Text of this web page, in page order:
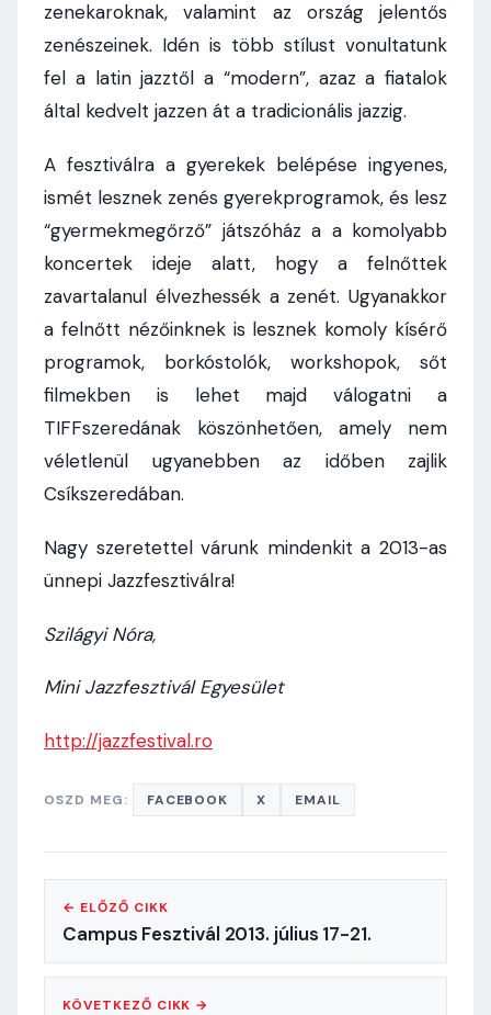
zenekaroknak, valamint az ország jelentős
zenészeinek. Idén is több stílust vonultatunk
fel a latin jazztől a “modern”, azaz a fiatalok
által kedvelt jazzen át a tradicionális jazzig.
A fesztiválra a gyerekek belépése ingyenes,
ismét lesznek zenés gyerekprogramok, és lesz
“gyermekmegőrző” játszóház a a komolyabb
koncertek ideje alatt, hogy a felnőttek
zavartalanul élvezhessék a zenét. Ugyanakkor
a felnőtt nézőinknek is lesznek komoly kísérő
programok, borkóstolók, workshopok, sőt
filmekben is lehet majd válogatni a
TIFFszeredának köszönhetően, amely nem
véletlenül ugyanebben az időben zajlik
Csíkszeredában.
Nagy szeretettel várunk mindenkit a 2013-as
ünnepi Jazzfesztiválra!
Szilágyi Nóra,
Mini Jazzfesztivál Egyesület
http://jazzfestival.ro
OSZD MEG: FACEBOOK X EMAIL
← ELŐZŐ CIKK
Campus Fesztivál 2013. július 17-21.
KÖVETKEZŐ CIKK →